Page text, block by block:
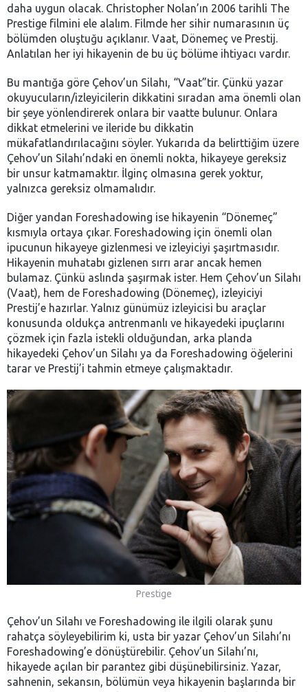
daha uygun olacak. Christopher Nolan’ın 2006 tarihli The
Prestige filmini ele alalım. Filmde her sihir numarasının üç
bölümden oluştuğu açıklanır. Vaat, Dönemeç ve Prestij.
Anlatılan her iyi hikayenin de bu üç bölüme ihtiyacı vardır.
Bu mantığa göre Çehov’un Silahı, “Vaat”tir. Çünkü yazar
okuyucuların/izleyicilerin dikkatini sıradan ama önemli olan
bir şeye yönlendirerek onlara bir vaatte bulunur. Onlara
dikkat etmelerini ve ileride bu dikkatin
mükafatlandırılacağını söyler. Yukarıda da belirttiğim üzere
Çehov’un Silahı’ndaki en önemli nokta, hikayeye gereksiz
bir unsur katmamaktır. İlginç olmasına gerek yoktur,
yalnızca gereksiz olmamalıdır.
Diğer yandan Foreshadowing ise hikayenin “Dönemeç”
kısmıyla ortaya çıkar. Foreshadowing için önemli olan
ipucunun hikayeye gizlenmesi ve izleyiciyi şaşırtmasıdır.
Hikayenin muhatabı gizlenen sırrı arar ancak hemen
bulamaz. Çünkü aslında şaşırmak ister. Hem Çehov’un Silahı
(Vaat), hem de Foreshadowing (Dönemeç), izleyiciyi
Prestij’e hazırlar. Yalnız günümüz izleyicisi bu araçlar
konusunda oldukça antrenmanlı ve hikayedeki ipuçlarını
çözmek için fazla istekli olduğundan, arka planda
hikayedeki Çehov’un Silahı ya da Foreshadowing öğelerini
tarar ve Prestij’i tahmin etmeye çalışmaktadır.
Prestige
Çehov’un Silahı ve Foreshadowing ile ilgili olarak şunu
rahatça söyleyebilirim ki, usta bir yazar Çehov’un Silahı’nı
Foreshadowing’e dönüştürebilir. Çehov’un Silahı’nı,
hikayede açılan bir parantez gibi düşünebilirsiniz. Yazar,
sahnenin, sekansın, bölümün veya hikayenin başlarında bir